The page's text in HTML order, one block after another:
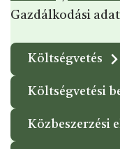
Gazdálkodási
Kapcsolódó
aloldalak
Költségvetés
Költségvetési
Közbeszerzési